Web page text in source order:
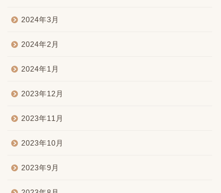
2024年3月
2024年2月
2024年1月
2023年12月
2023年11月
2023年10月
2023年9月